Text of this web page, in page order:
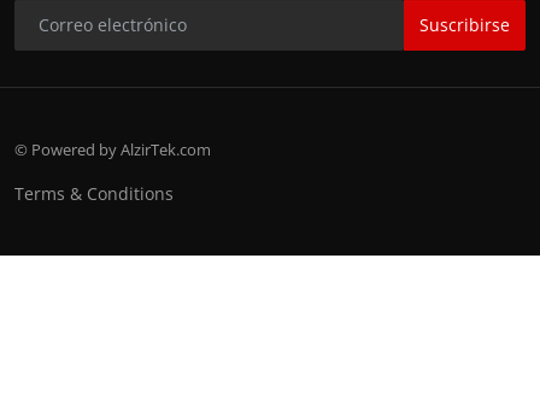
Suscribirse
© Powered by AlzirTek.com
Terms & Conditions